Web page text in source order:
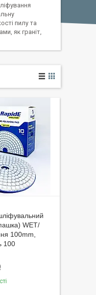
пилу та
як граніт,
WET/
100mm,
100